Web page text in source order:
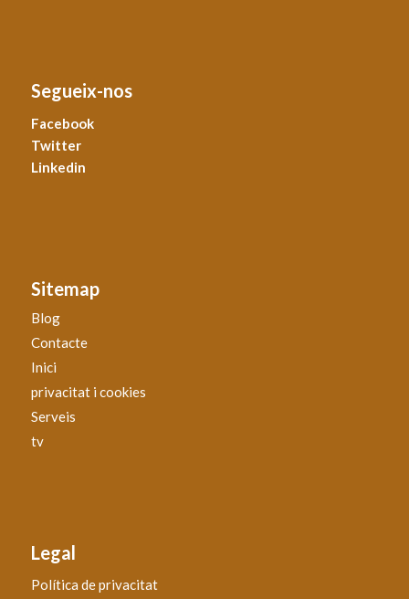
Segueix-nos
Facebook
Twitter
Linkedin
Sitemap
Blog
Contacte
Inici
privacitat i cookies
Serveis
tv
Legal
Política de privacitat